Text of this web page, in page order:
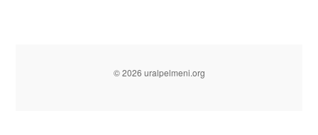
© 2026 uralpelmeni.org